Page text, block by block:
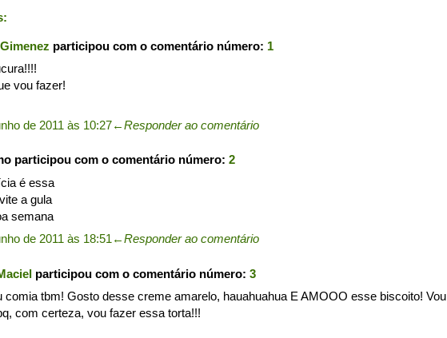
participou com o comentário número: 1
vou fazer!
de 2011 às 10:27←Responder ao comentário
participou com o comentário número: 2
é essa
a gula
semana
de 2011 às 18:51 ←Responder ao comentário
participou com o comentário número: 3
comia tbm! Gosto desse creme amarelo, hauahuahua E AMOOO esse biscoito! Vou
com certeza, vou fazer essa torta!!!